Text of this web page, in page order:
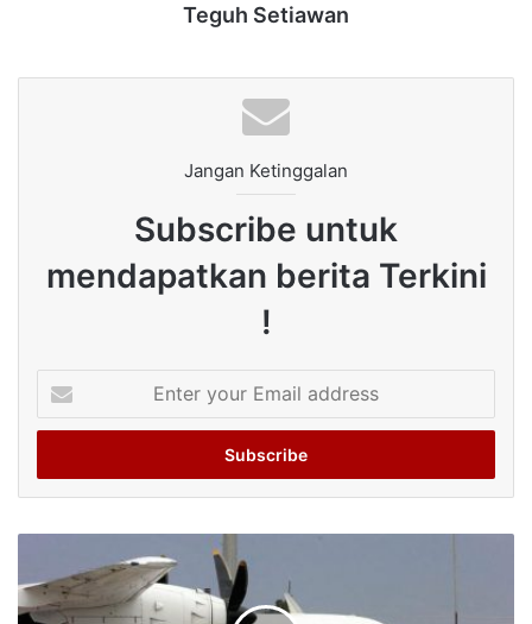
Teguh Setiawan
Jangan Ketinggalan
Subscribe untuk
mendapatkan berita Terkini
!
your
Email